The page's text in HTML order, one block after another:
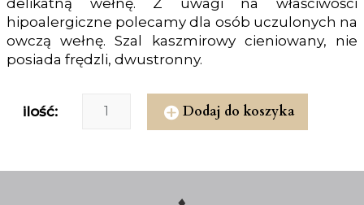
hipoalergiczne polecamy dla osób uczulonych na
owczą wełnę. Szal kaszmirowy cieniowany, nie
posiada frędzli, dwustronny.
ilość: Dodaj do koszyka